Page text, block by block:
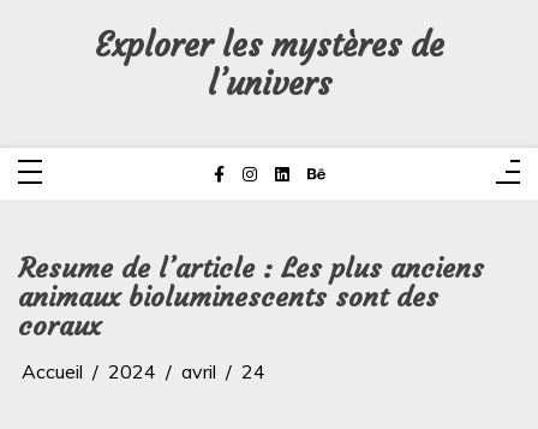
Explorer les mystères de
l’univers
Resume de l’article : Les plus anciens
animaux bioluminescents sont des
coraux
Accueil 2024 avril 24